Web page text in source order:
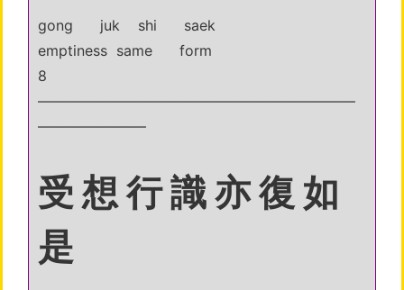
gong juk shi saek
emptiness same form
8
——————————————————————
———————–
受 想 行 識 亦 復 如
是